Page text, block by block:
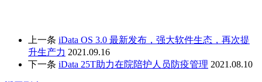
上一条 iData OS 3.0 最新发布，强大软件生态，再次提
升生产力 2021.09.16
下一条 iData 25T助力在院陪护人员防疫管理 2021.08.10